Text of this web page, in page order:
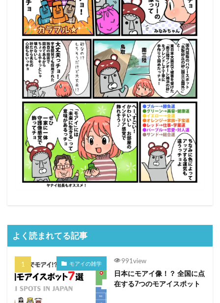
よく読まれてる記事
モアイの雑学 991view
日本にモアイ像！？ 全国に点
在する7つのモアイスポット